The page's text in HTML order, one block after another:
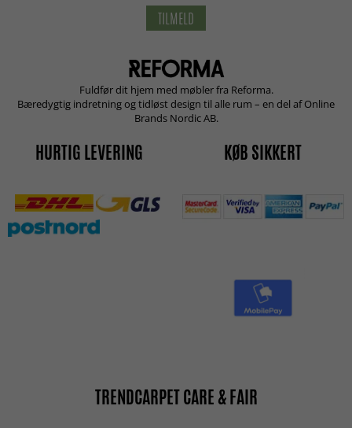
TILMELD
Fuldfør dit hjem med møbler fra Reforma.
Bæredygtig indretning og tidløst design til alle rum – en del af Online
Brands Nordic AB.
HURTIG LEVERING KØB SIKKERT
TRENDCARPET CARE & FAIR